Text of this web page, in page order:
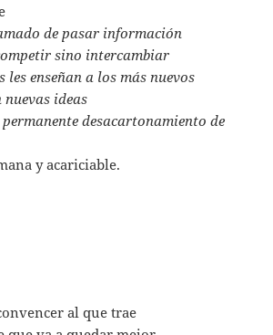
de pasar información
sino intercambiar
les enseñan a los más nuevos
ideas
desacartonamiento de
y acariciable.
al que trae